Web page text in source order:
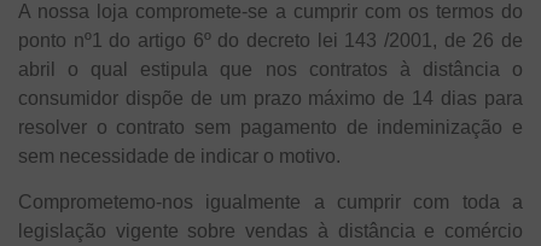
A nossa loja compromete-se a cumprir com os termos do
ponto nº1 do artigo 6º do decreto lei 143 /2001, de 26 de
abril o qual estipula que nos contratos à distância o
consumidor dispõe de um prazo máximo de 14 dias para
resolver o contrato sem pagamento de indeminização e
sem necessidade de indicar o motivo.
Comprometemo-nos igualmente a cumprir com toda a
legislação vigente sobre vendas à distância e comércio